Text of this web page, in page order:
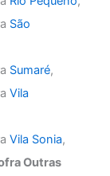
São
Sumaré,
Vila
Vila Sonia,
Outras